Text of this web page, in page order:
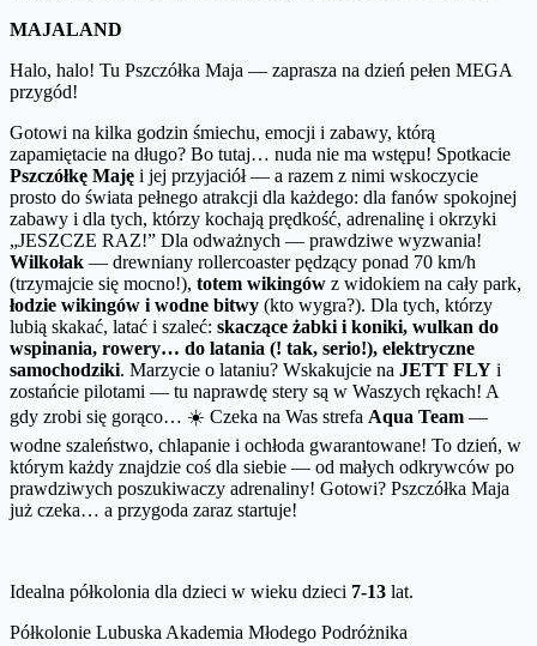
MAJALAND
Halo, halo! Tu Pszczółka Maja — zaprasza na dzień pełen MEGA
przygód!
Gotowi na kilka godzin śmiechu, emocji i zabawy, którą
zapamiętacie na długo? Bo tutaj… nuda nie ma wstępu! Spotkacie
Pszczółkę Maję i jej przyjaciół — a razem z nimi wskoczycie
prosto do świata pełnego atrakcji dla każdego: dla fanów spokojnej
zabawy i dla tych, którzy kochają prędkość, adrenalinę i okrzyki
„JESZCZE RAZ!” Dla odważnych — prawdziwe wyzwania!
Wilkołak — drewniany rollercoaster pędzący ponad 70 km/h
(trzymajcie się mocno!), totem wikingów z widokiem na cały park,
łodzie wikingów i wodne bitwy (kto wygra?). Dla tych, którzy
lubią skakać, latać i szaleć: skaczące żabki i koniki, wulkan do
wspinania, rowery… do latania (! tak, serio!), elektryczne
samochodziki. Marzycie o lataniu? Wskakujcie na JETT FLY i
zostańcie pilotami — tu naprawdę stery są w Waszych rękach! A
gdy zrobi się gorąco… ☀️ Czeka na Was strefa Aqua Team —
wodne szaleństwo, chlapanie i ochłoda gwarantowane! To dzień, w
którym każdy znajdzie coś dla siebie — od małych odkrywców po
prawdziwych poszukiwaczy adrenaliny! Gotowi? Pszczółka Maja
już czeka… a przygoda zaraz startuje!
Idealna półkolonia dla dzieci w wieku dzieci 7-13 lat.
Półkolonie Lubuska Akademia Młodego Podróżnika